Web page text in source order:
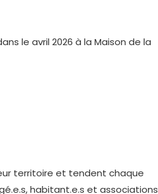
le avril 2026 à la Maison de la
territoire et tendent chaque
habitant.e.s et associations